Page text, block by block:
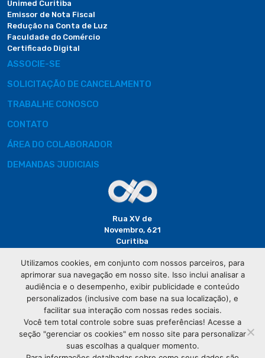
Unimed Curitiba
Emissor de Nota Fiscal
Redução na Conta de Luz
Faculdade do Comércio
Certificado Digital
ASSOCIE-SE
SOLICITAÇÃO DE CANCELAMENTO
TRABALHE CONOSCO
CONTATO
ÁREA DO COLABORADOR
DEMANDAS JUDICIAIS
Rua XV de
Novembro, 621
Curitiba
(41) 3320-
2929
Utilizamos cookies, em conjunto com nossos parceiros, para
aprimorar sua navegação em nosso site. Isso inclui analisar a
audiência e o desempenho, exibir publicidade e conteúdo
personalizados (inclusive com base na sua localização), e
facilitar sua interação com nossas redes sociais.
Você tem total controle sobre suas preferências! Acesse a
seção "gerenciar os cookies" em nosso site para personalizar
suas escolhas a qualquer momento.